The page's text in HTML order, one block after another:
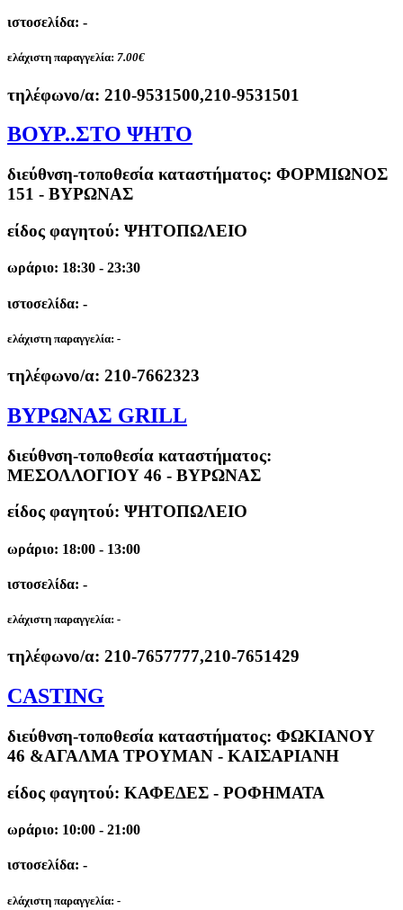
ιστοσελίδα: -
ελάχιστη παραγγελία: 7.00€
τηλέφωνο/α: 210-9531500,210-9531501
ΒΟΥΡ..ΣΤΟ ΨΗΤΟ
διεύθνση-τοποθεσία καταστήματος: ΦΟΡΜΙΩΝΟΣ
151 - ΒΥΡΩΝΑΣ
είδος φαγητού: ΨΗΤΟΠΩΛΕΙΟ
ωράριο: 18:30 - 23:30
ιστοσελίδα: -
ελάχιστη παραγγελία: -
τηλέφωνο/α: 210-7662323
ΒΥΡΩΝΑΣ GRILL
διεύθνση-τοποθεσία καταστήματος:
ΜΕΣΟΛΛΟΓΙΟΥ 46 - ΒΥΡΩΝΑΣ
είδος φαγητού: ΨΗΤΟΠΩΛΕΙΟ
ωράριο: 18:00 - 13:00
ιστοσελίδα: -
ελάχιστη παραγγελία: -
τηλέφωνο/α: 210-7657777,210-7651429
CASTING
διεύθνση-τοποθεσία καταστήματος: ΦΩΚΙΑΝΟΥ
46 &ΑΓΑΛΜΑ ΤΡΟΥΜΑΝ - ΚΑΙΣΑΡΙΑΝΗ
είδος φαγητού: ΚΑΦΕΔΕΣ - ΡΟΦΗΜΑΤΑ
ωράριο: 10:00 - 21:00
ιστοσελίδα: -
ελάχιστη παραγγελία: -